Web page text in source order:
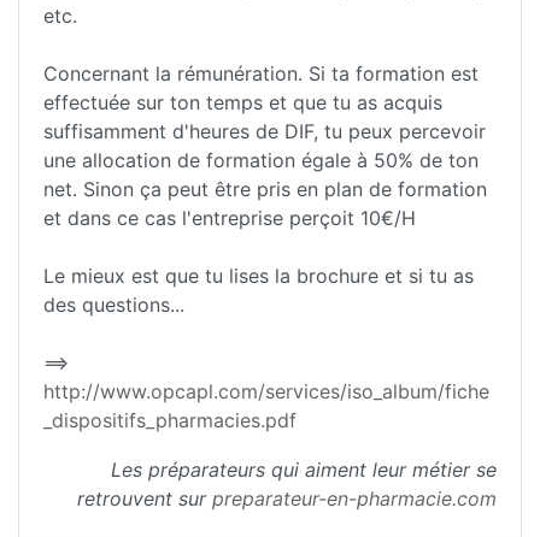
etc.
Concernant la rémunération. Si ta formation est
effectuée sur ton temps et que tu as acquis
suffisamment d'heures de DIF, tu peux percevoir
une allocation de formation égale à 50% de ton
net. Sinon ça peut être pris en plan de formation
et dans ce cas l'entreprise perçoit 10€/H
Le mieux est que tu lises la brochure et si tu as
des questions...
==>
http://www.opcapl.com/services/iso_album/fiche
_dispositifs_pharmacies.pdf
Les préparateurs qui aiment leur métier se
retrouvent sur preparateur-en-pharmacie.com